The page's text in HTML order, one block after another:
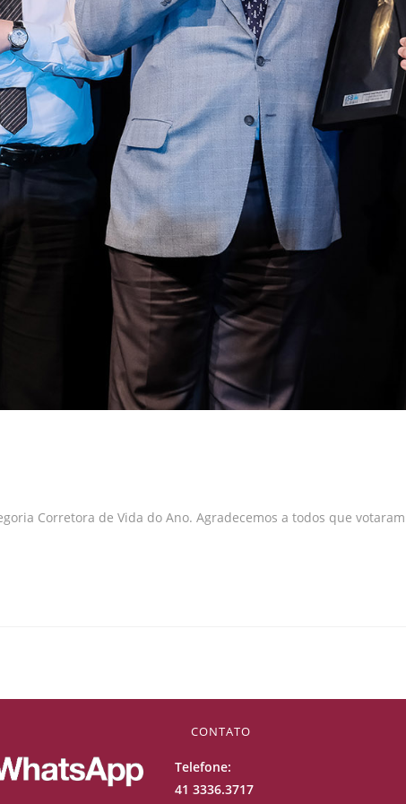
Corretora de Vida do Ano. Agradecemos a todos que
CONTATO
Telefone:
41 3336.3717